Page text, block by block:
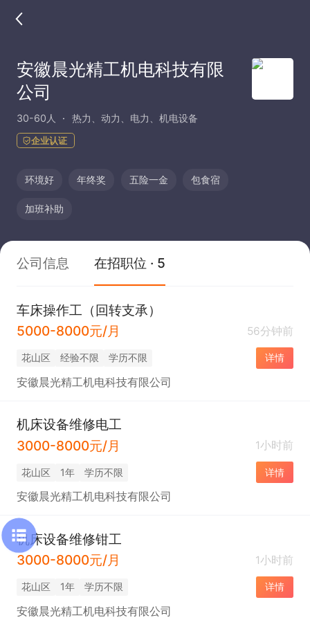
安徽晨光精工机电科技有限
公司
30-60人 热力、动力、电力、机电设备
企业认证
环境好 年终奖 五险一金 包食宿
加班补助
公司信息 在招职位 · 5
车床操作工（回转支承）
5000-8000元/月
56分钟前
花山区 经验不限 学历不限 详情
安徽晨光精工机电科技有限公司
机床设备维修电工
3000-8000元/月
1小时前
花山区 1年 学历不限 详情
安徽晨光精工机电科技有限公司
机床设备维修钳工
3000-8000元/月
1小时前
花山区 1年 学历不限 详情
安徽晨光精工机电科技有限公司